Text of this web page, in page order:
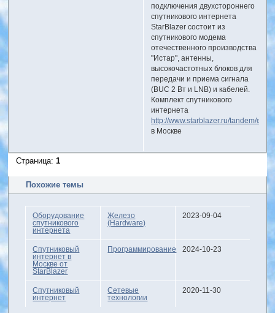
подключения двухстороннего
спутникового интернета
StarBlazer состоит из
спутникового модема
отечественного производства
"Истар", антенны,
высокочастотных блоков для
передачи и приема сигнала
(BUC 2 Вт и LNB) и кабелей.
Комплект спутникового
интернета
http://www.starblazer.ru/tandem/
в Москве
Страница:1
Похожие темы
Оборудование
спутникового
интернета
Железо
(Hardware)
2023-09-04
Спутниковый
интернет в
Москве от
StarBlazer
Программирование 2024-10-23
Спутниковый
интернет
Сетевые
технологии
2020-11-30